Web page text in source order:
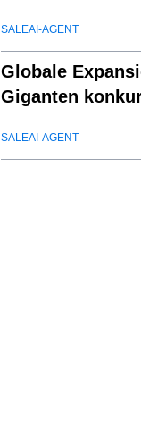
SALEAI-AGENT
Globale
Giganten
SALEAI-AGENT